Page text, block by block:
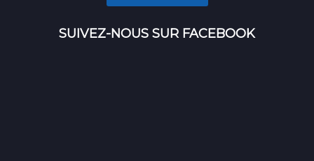
SUIVEZ-NOUS SUR FACEBOOK